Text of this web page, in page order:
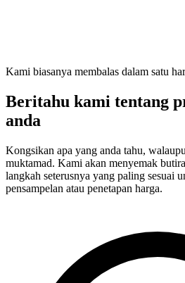
Kami biasanya membalas dalam satu
Beritahu kami tentang
anda
Kongsikan apa yang anda tahu,
muktamad. Kami akan menyemak
langkah seterusnya yang paling sesuai
pensampelan atau penetapan harga.